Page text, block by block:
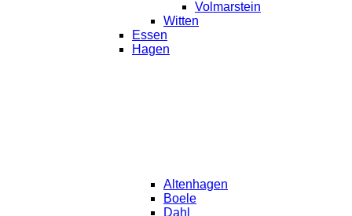
Volmarstein
Witten
Essen
Hagen
Altenhagen
Boele
Dahl